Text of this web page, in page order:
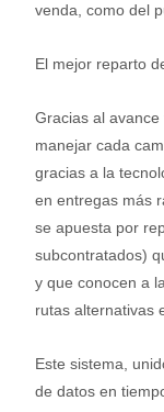
venda, como del
El mejor reparto
Gracias al
manejar cada
gracias a la
en entregas más
se apuesta por
subcontratados)
y que conocen a
rutas alternativas
Este sistema,
de datos en